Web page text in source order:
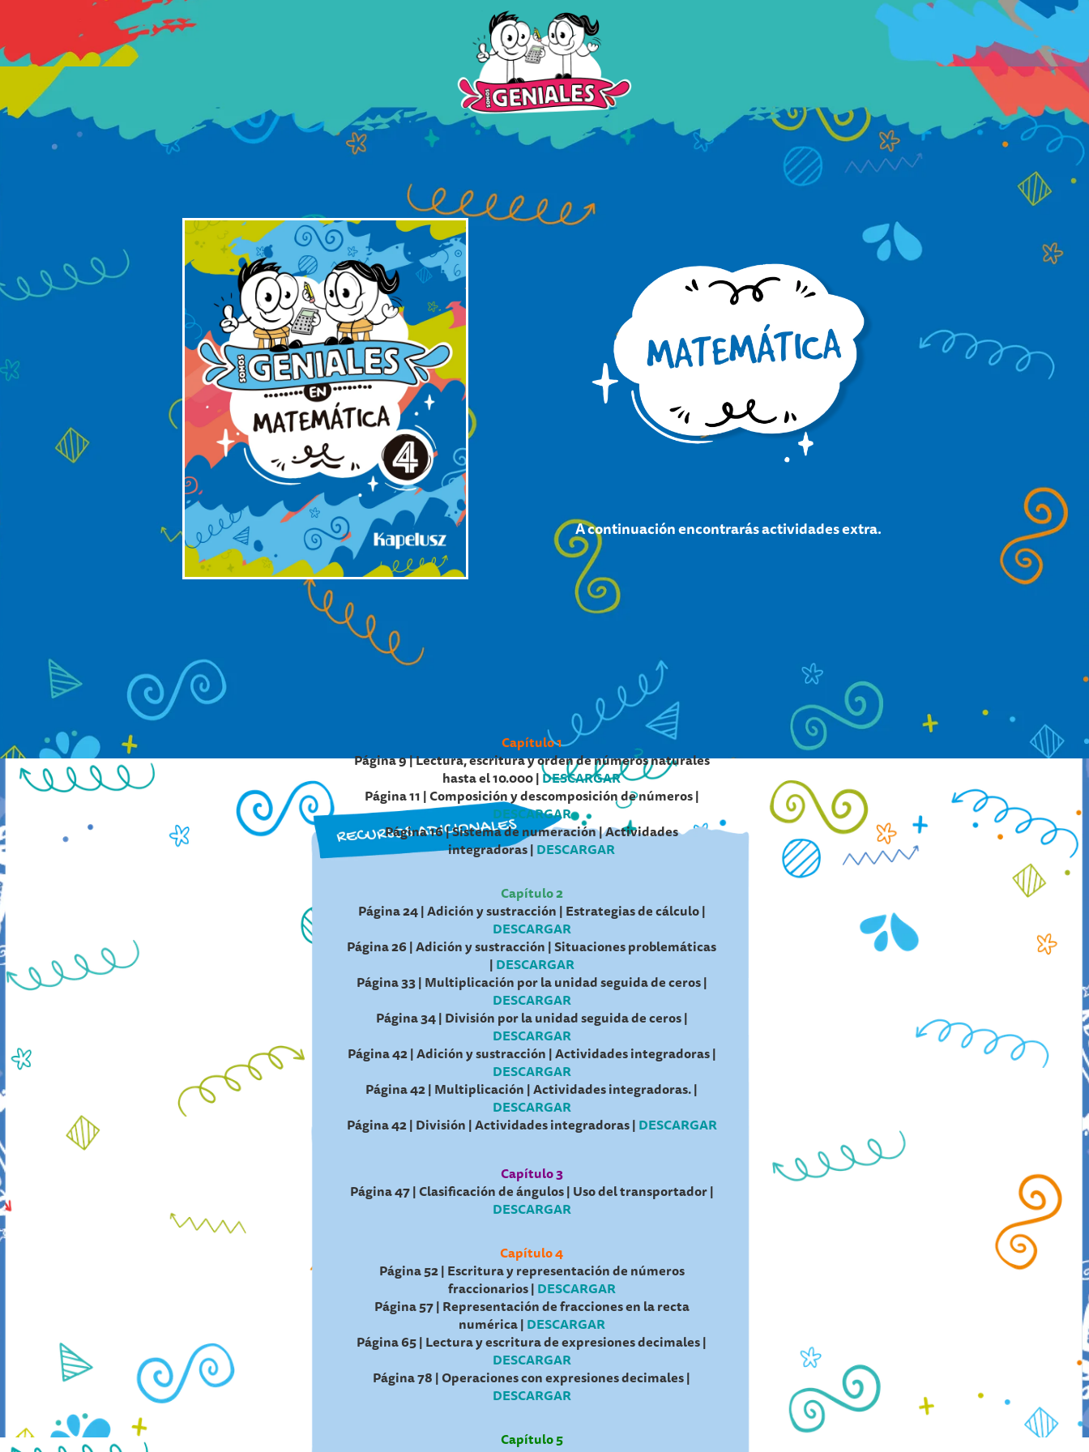
A continuación encontrarás actividades extra.
Capítulo 1
Página 9 | Lectura, escritura y orden de números naturales
hasta el 10.000 | DESCARGAR
Página 11 | Composición y descomposición de números |
DESCARGAR
Página 16 | Sistema de numeración | Actividades
integradoras | DESCARGAR
Capítulo 2
Página 24 | Adición y sustracción | Estrategias de cálculo |
DESCARGAR
Página 26 | Adición y sustracción | Situaciones problemáticas
| DESCARGAR
Página 33 | Multiplicación por la unidad seguida de ceros |
DESCARGAR
Página 34 | División por la unidad seguida de ceros |
DESCARGAR
Página 42 | Adición y sustracción | Actividades integradoras |
DESCARGAR
Página 42 | Multiplicación | Actividades integradoras. |
DESCARGAR
Página 42 | División | Actividades integradoras | DESCARGAR
Capítulo 3
Página 47 | Clasificación de ángulos | Uso del transportador |
DESCARGAR
Capítulo 4
Página 52 | Escritura y representación de números
fraccionarios | DESCARGAR
Página 57 | Representación de fracciones en la recta
numérica | DESCARGAR
Página 65 | Lectura y escritura de expresiones decimales |
DESCARGAR
Página 78 | Operaciones con expresiones decimales |
DESCARGAR
Capítulo 5